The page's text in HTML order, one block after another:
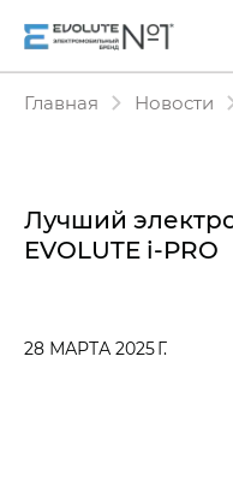
Главная Новости
Лучший
EVOLUTE i‑PRO
28 МАРТА 2025 Г.